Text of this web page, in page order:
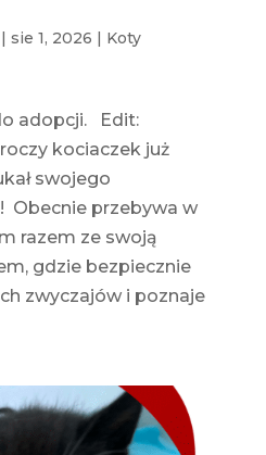
sie 1, 2026
Koty
adopcji. Edit:
kociaczek już
swojego
Obecnie przebywa w
razem ze swoją
gdzie bezpiecznie
zwyczajów i poznaje